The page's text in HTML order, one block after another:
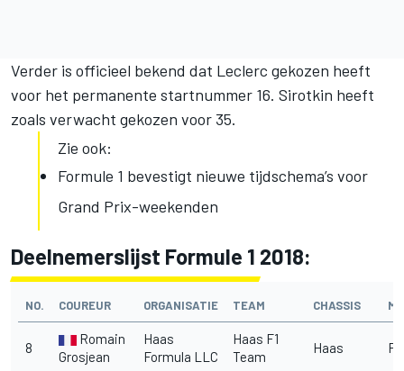
Verder is officieel bekend dat Leclerc gekozen heeft
voor het permanente startnummer 16. Sirotkin heeft
zoals verwacht gekozen voor 35.
Zie ook:
Formule 1 bevestigt nieuwe tijdschema’s voor
Grand Prix-weekenden
Deelnemerslijst Formule 1 2018:
NO. COUREUR ORGANISATIE TEAM CHASSIS
8
Romain
Grosjean
Haas
Formula LLC
Haas F1
Team
Haas